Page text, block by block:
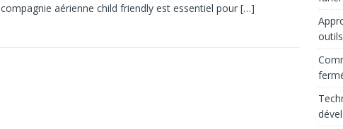
compagnie aérienne child friendly est essentiel pour […]